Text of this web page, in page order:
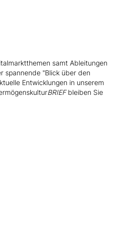
samt Ableitungen
spannende "Blick über den
Entwicklungen in unserem
BRIEFbleiben Sie